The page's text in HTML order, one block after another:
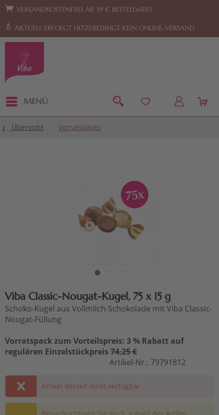
Zur Hauptnavigation springen Zum Footer springen
VERSANDKOSTENFREI AB 39 € BESTELLWERT
AKTUELL ERFOLGT HITZEBEDINGT KEIN ONLINE-VERSAND
MENÜ
Übersicht Vorratspacks
Viba Classic-Nougat-Kugel, 75 x 15 g
Schoko-Kugel aus Vollmilch-Schokolade mit Viba Classic-
Nougat-Füllung
Vorratspack zum Vorteilspreis: 3 % Rabatt auf
regulären Einzelstückpreis 74,25 €
Artikel-Nr.: 79791812
Artikel derzeit nicht verfügbar
Benachrichtigen Sie mich, sobald der Artikel